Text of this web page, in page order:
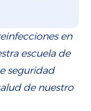
en
escuela de
seguridad
de nuestro